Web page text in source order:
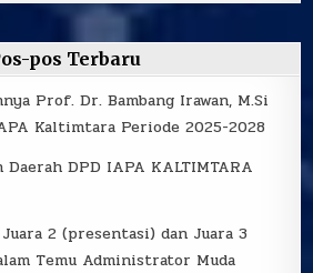
pos Terbaru
Prof. Dr. Bambang Irawan, M.Si
Kaltimtara Periode 2025-2028
Daerah DPD IAPA KALTIMTARA
2 (presentasi) dan Juara 3
Temu Administrator Muda